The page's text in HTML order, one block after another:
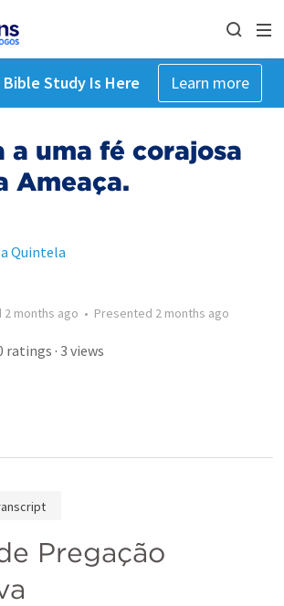
Study Is Here Learn more
a uma fé corajosa
Ameaça.
Quintela
2 months ago • Presented 2 months ago
ratings · 3 views
Pregação